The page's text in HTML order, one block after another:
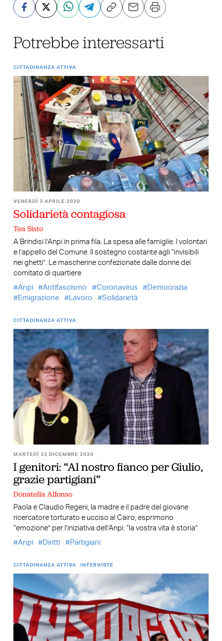
Potrebbe interessarti
CITTADINANZA ATTIVA
VENERDÌ 3 APRILE 2020
Solidarietà contagiosa
Tea Sisto
A Brindisi l’Anpi in prima fila. La spesa alle famiglie. I volontari
e l’appello del Comune. Il sostegno costante agli “invisibili
nei ghetti”. Le mascherine confezionate dalle donne del
comitato di quartiere
Anpi
Antifascismo Coronavirus
Democrazia
Emigrazione
Lavoro Solidarietà
CITTADINANZA ATTIVA
MARTEDÌ 22 DICEMBRE 2020
I genitori: “Al nostro fianco per Giulio,
grazie partigiani”
Donatella Alfonso
Paola e Claudio Regeni, la madre e il padre del giovane
ricercatore torturato e ucciso al Cairo, esprimono
“emozione” per l’iniziativa dell’Anpi: “la vostra vita è storia”
Anpi
Diritti Partigiani
CITTADINANZA ATTIVA INTERVISTE